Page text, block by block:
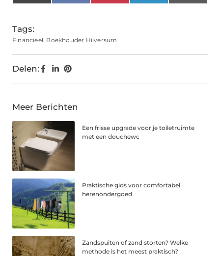
(Twitter)
Tags:
Financieel, Boekhouder Hilversum
Delen:
Meer Berichten
Een frisse upgrade voor je toiletruimte
met een douchewc
Praktische gids voor comfortabel
herenondergoed
Zandspuiten of zand storten? Welke
methode is het meest praktisch?